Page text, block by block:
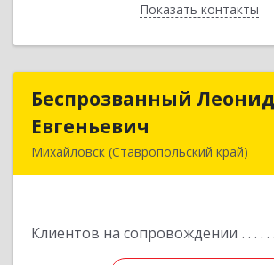
Показать контакты
Назад
Беспрозванный Леонид
Евгеньевич
Михайловск (Ставропольский край)
Клиентов на сопровождении